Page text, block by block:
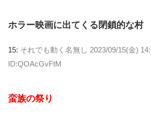
ホラー映画に出てくる閉鎖的な村
15: それでも動く名無し 2023/09/15(金)
ID:QOAcGvFtM
蛮族の祭り